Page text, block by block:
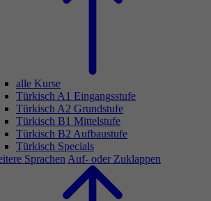
alle Kurse
Türkisch A1 Eingangsstufe
Türkisch A2 Grundstufe
Türkisch B1 Mittelstufe
Türkisch B2 Aufbaustufe
Türkisch Specials
Sprachen Auf- oder Zuklappen